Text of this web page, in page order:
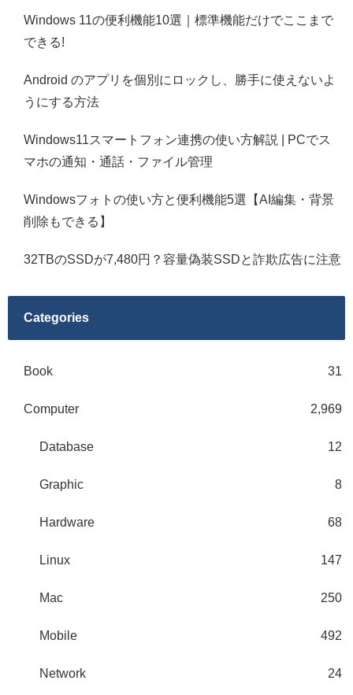
Windows 11の便利機能10選｜標準機能だけでここまで
できる!
Android のアプリを個別にロックし、勝手に使えないよ
うにする方法
Windows11スマートフォン連携の使い方解説 | PCでス
マホの通知・通話・ファイル管理
Windowsフォトの使い方と便利機能5選【AI編集・背景
削除もできる】
32TBのSSDが7,480円？容量偽装SSDと詐欺広告に注意
Categories
Book 31
Computer 2,969
Database 12
Graphic 8
Hardware 68
Linux 147
Mac 250
Mobile 492
Network 24